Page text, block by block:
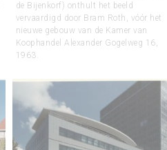
de Bijenkorf) onthult het beeld
vervaardigd door Bram Roth, vóór het
nieuwe gebouw van de Kamer van
Koophandel Alexander Gogelweg 16,
1963.